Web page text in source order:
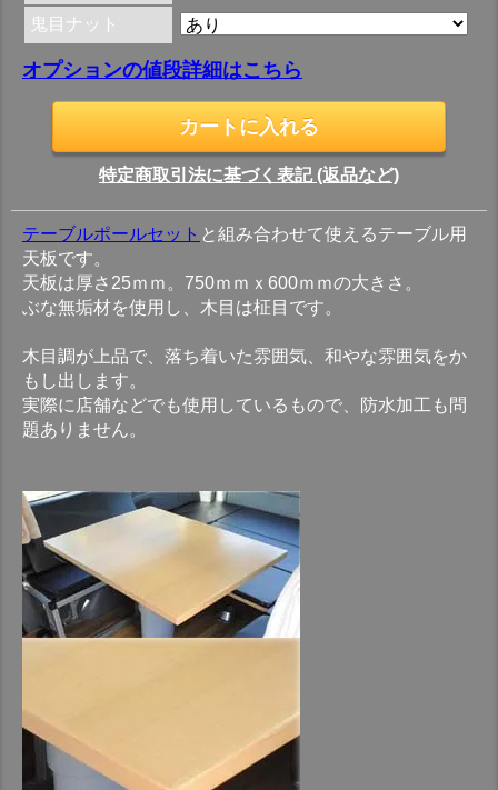
鬼目ナット
オプションの値段詳細はこちら
特定商取引法に基づく表記 (返品など)
テーブルポールセット と組み合わせて使えるテーブル用
天板です。
天板は厚さ25ｍｍ。750ｍｍｘ600ｍｍの大きさ。
ぶな無垢材を使用し、木目は柾目です。
木目調が上品で、落ち着いた雰囲気、和やな雰囲気をか
もし出します。
実際に店舗などでも使用しているもので、防水加工も問
題ありません。